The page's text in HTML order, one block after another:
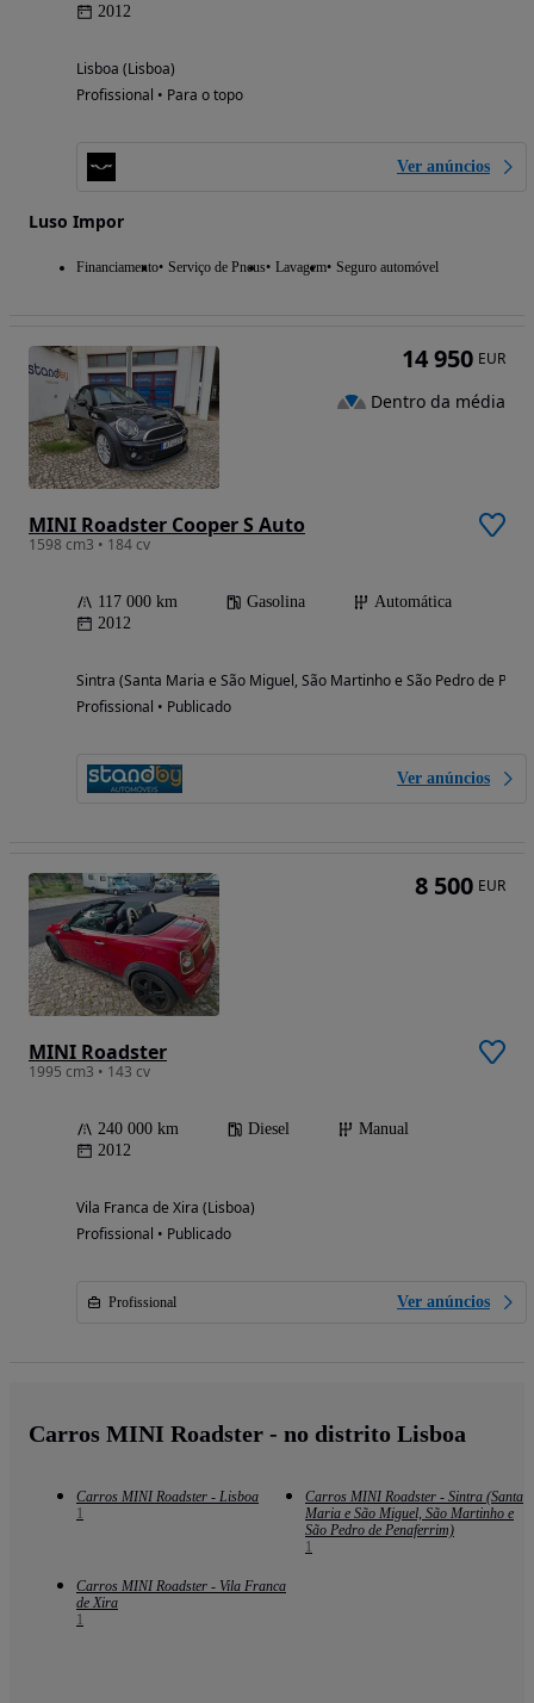
2012
Lisboa (Lisboa)
Profissional • Para o topo
Ver anúncios
Luso Impor
Financiamento Serviço de Pneus Lavagem Seguro automóvel
MINI Roadster Cooper S Auto
1598 cm3 • 184 cv
117 000 km Gasolina
Automática
2012
Sintra (Santa Maria e São Miguel, São Martinho e São Pedro de
Profissional • Publicado
Ver anúncios
14 950 EUR
Dentro da média
MINI Roadster
1995 cm3 • 143 cv
240 000 km Diesel
Manual
2012
Vila Franca de Xira (Lisboa)
Profissional • Publicado
Profissional Ver anúncios
8 500 EUR
Carros MINI Roadster - no distrito Lisboa
Carros MINI Roadster - Lisboa
1
Carros MINI Roadster - Sintra (Santa
Maria e São Miguel, São Martinho e
São Pedro de Penaferrim)
1
Carros MINI Roadster - Vila Franca
de Xira
1